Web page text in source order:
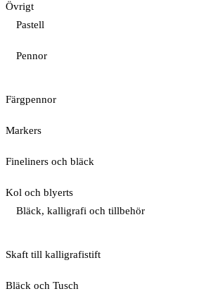
Övrigt
Pastell
Pennor
Färgpennor
Markers
Fineliners och bläck
Kol och blyerts
Bläck, kalligrafi och tillbehör
Skaft till kalligrafistift
Bläck och Tusch